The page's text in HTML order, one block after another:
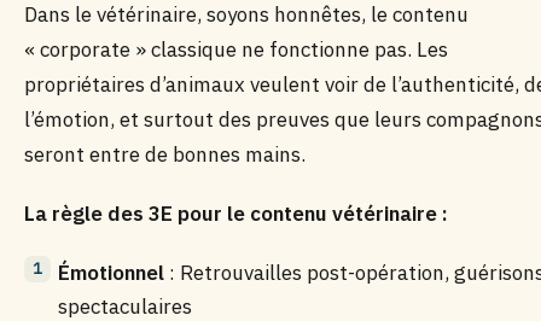
Dans le vétérinaire, soyons honnêtes, le contenu
« corporate » classique ne fonctionne pas. Les
propriétaires d’animaux veulent voir de l’authenticité,
l’émotion, et surtout des preuves que leurs
seront entre de bonnes mains.
La règle des 3E pour le contenu vétérinaire :
Émotionnel : Retrouvailles post-opération,
spectaculaires